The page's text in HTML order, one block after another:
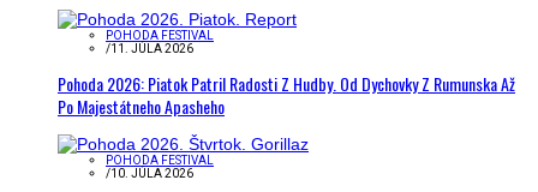
POHODA FESTIVAL
/11. JÚLA 2026
Pohoda 2026: Piatok Patril Radosti Z Hudby. Od Dychovky Z Rumunska Až
Po Majestátneho Apasheho
POHODA FESTIVAL
/10. JÚLA 2026